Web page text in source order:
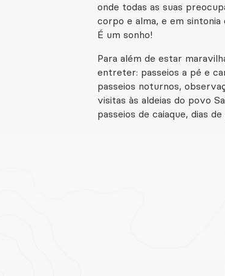
onde todas as suas
corpo e alma, e em
É um sonho!
Para além de estar
entreter: passeios a pé e
passeios noturnos,
visitas às aldeias do povo
passeios de caiaque, dias